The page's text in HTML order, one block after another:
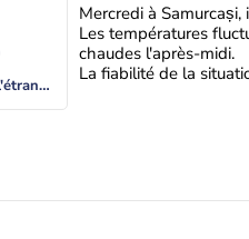
Actualités Météo à l'étranger
Mercredi à Samurcași,
Les températures
chaudes l'après-midi.
La fiabilité de la